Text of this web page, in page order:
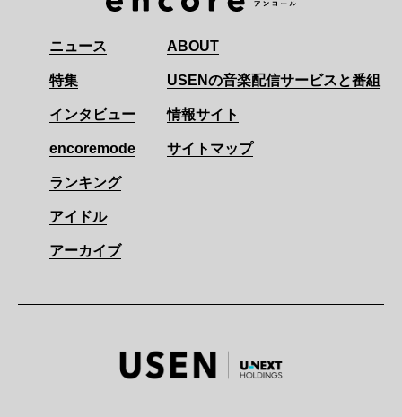
ニュース
特集
インタビュー
encoremode
ランキング
アイドル
アーカイブ
ABOUT
USENの音楽配信サービスと番組
情報サイト
サイトマップ